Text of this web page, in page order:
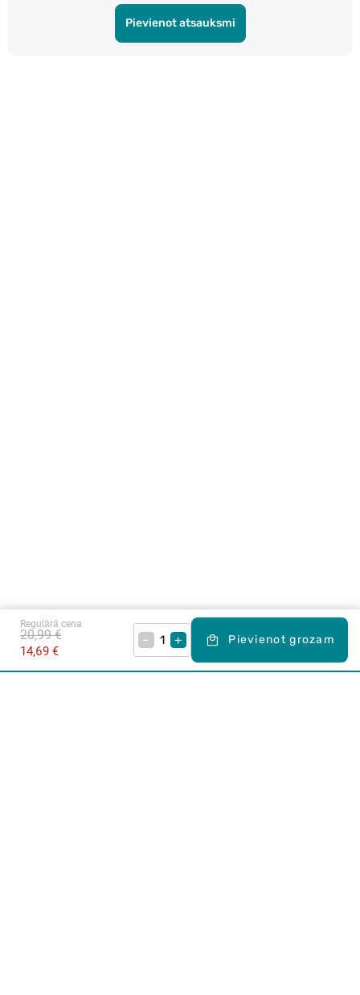
Regulārā cena
14,69 €
20,99 € – + Pievienot grozam
Pievienot atsauksmi